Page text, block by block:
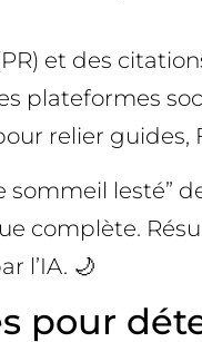
et des
plateformes
relier guides,
lesté”
complète.
l’IA. 🌙
pour